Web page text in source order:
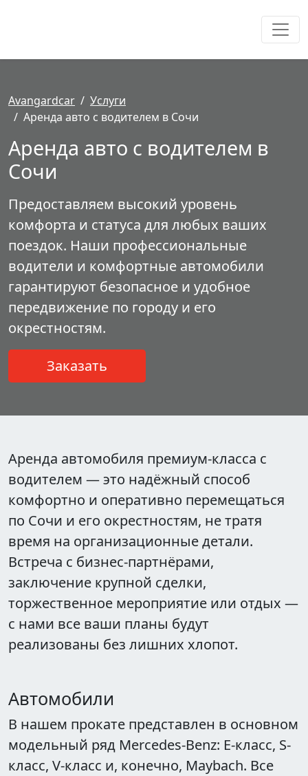
Avangardcar
Услуги
Аренда авто с водителем в Сочи
Аренда авто с водителем в
Сочи
Предоставляем высокий уровень
комфорта и статуса для любых ваших
поездок. Наши профессиональные
водители и комфортные автомобили
гарантируют безопасное и удобное
передвижение по городу и его
окрестностям.
Заказать
Аренда автомобиля премиум-класса с
водителем — это надёжный способ
комфортно и оперативно перемещаться
по Сочи и его окрестностям, не тратя
время на организационные детали.
Встреча с бизнес-партнёрами,
заключение крупной сделки,
торжественное мероприятие или отдых —
с нами все ваши планы будут
реализованы без лишних хлопот.
Автомобили
В нашем прокате представлен в основном
модельный ряд Mercedes-Benz: E-класс, S-
класс, V-класс и, конечно, Maybach. Все